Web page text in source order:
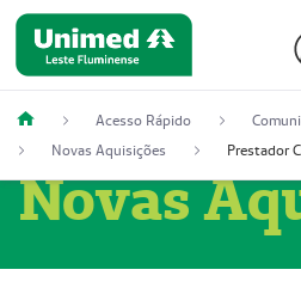
Acesso Rápido
Novas Aquisições
Novas